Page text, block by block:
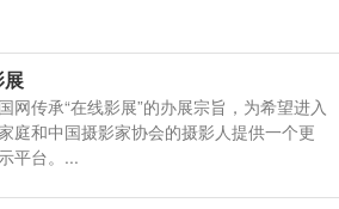
展
网传承“在线影展”的办展宗旨，为希望进入
庭和中国摄影家协会的摄影人提供一个更
平台。...